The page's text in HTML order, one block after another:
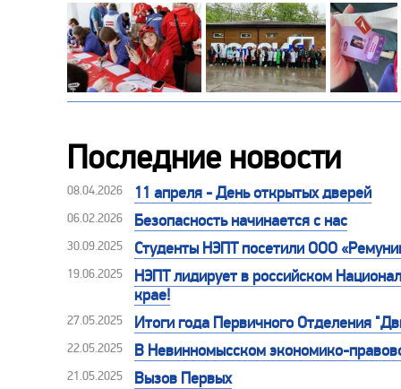
Последние новости
08.04.2026 11 апреля - День открытых дверей
06.02.2026 Безопасность начинается с нас
30.09.2025 Студенты НЭПТ посетили ООО
19.06.2025
НЭПТ лидирует в российском
крае!
27.05.2025 Итоги года Первичного Отделения
22.05.2025 В Невинномысском экономико-
21.05.2025 Вызов Первых